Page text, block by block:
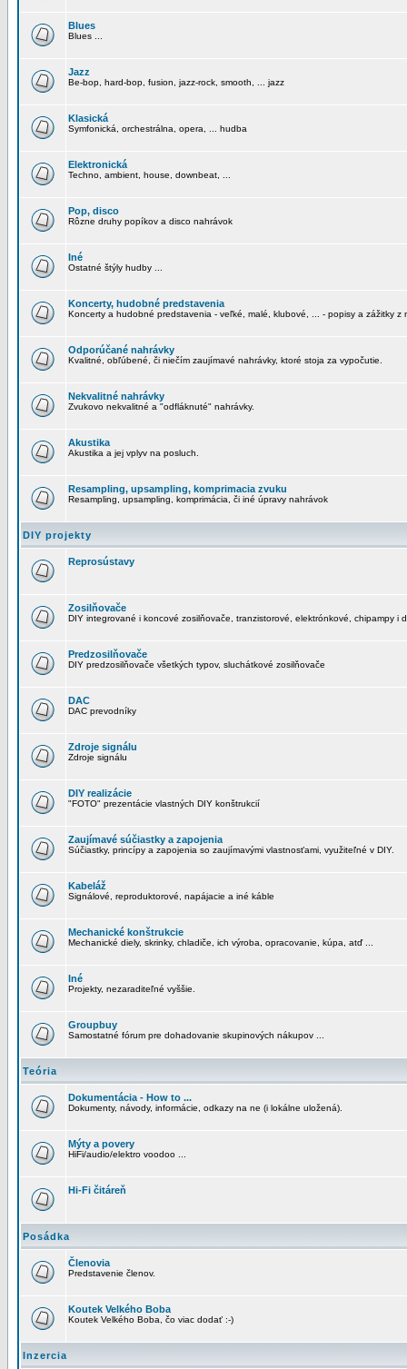
Blues
Blues ...
Jazz
Be-bop, hard-bop, fusion, jazz-rock, smooth, ... jazz
Klasická
Symfonická, orchestrálna, opera, ... hudba
Elektronická
Techno, ambient, house, downbeat, ...
Pop, disco
Rôzne druhy popíkov a disco nahrávok
Iné
Ostatné štýly hudby ...
Koncerty, hudobné predstavenia
Koncerty a hudobné predstavenia - veľké, malé, klubové, ... - popisy a zážitky z
Odporúčané nahrávky
Kvalitné, obľúbené, či niečím zaujímavé nahrávky, ktoré stoja za vypočutie.
Nekvalitné nahrávky
Zvukovo nekvalitné a "odfláknuté" nahrávky.
Akustika
Akustika a jej vplyv na posluch.
Resampling, upsampling, komprimacia zvuku
Resampling, upsampling, komprimácia, či iné úpravy nahrávok
DIY projekty
Reprosústavy
Zosilňovače
DIY integrované i koncové zosilňovače, tranzistorové, elektrónkové, chipampy i
Predzosilňovače
DIY predzosilňovače všetkých typov, sluchátkové zosilňovače
DAC
DAC prevodníky
Zdroje signálu
Zdroje signálu
DIY realizácie
"FOTO" prezentácie vlastných DIY konštrukcií
Zaujímavé súčiastky a zapojenia
Súčiastky, princípy a zapojenia so zaujímavými vlastnosťami, využiteľné v DIY.
Kabeláž
Signálové, reproduktorové, napájacie a iné káble
Mechanické konštrukcie
Mechanické diely, skrinky, chladiče, ich výroba, opracovanie, kúpa, atď ...
Iné
Projekty, nezaraditeľné vyššie.
Groupbuy
Samostatné fórum pre dohadovanie skupinových nákupov ...
Teória
Dokumentácia - How to ...
Dokumenty, návody, informácie, odkazy na ne (i lokálne uložená).
Mýty a povery
HiFi/audio/elektro voodoo ...
Hi-Fi čitáreň
Posádka
Členovia
Predstavenie členov.
Koutek Velkého Boba
Koutek Velkého Boba, čo viac dodať :-)
Inzercia